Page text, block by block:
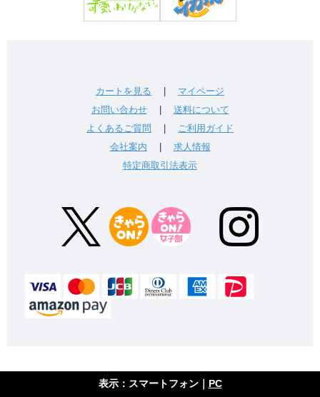
カートを見る
マイページ
お問い合わせ| 送料について
よくあるご質問
ご利用ガイド
会社案内
求人情報
特定商取引法表示
表示：スマートフォン｜ PC